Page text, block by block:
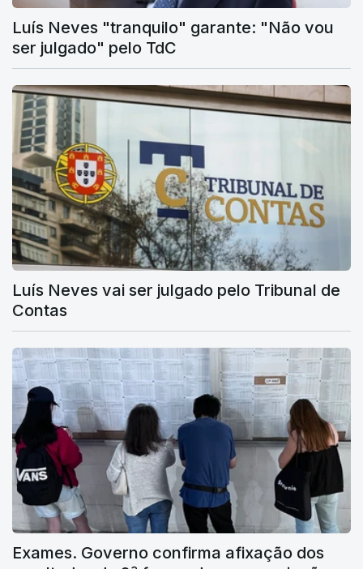
Luís Neves "tranquilo" garante: "Não vou
ser julgado" pelo TdC
Luís Neves vai ser julgado pelo Tribunal de
Contas
Exames. Governo confirma afixação dos